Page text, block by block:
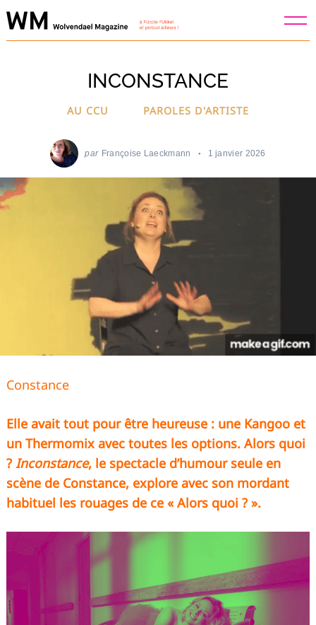
Skip
to
INCONSTANCE
AU CCU PAROLES D'ARTISTE
par Françoise Laeckmann 1 janvier 2026
Constance
Elle avait tout pour être heureuse : une Kangoo et
un Thermomix avec toutes les options. Alors quoi
? Inconstance, le spectacle d’humour seule en
scène de Constance, explore avec son mordant
habituel les rouages de ce « Alors quoi ? ».